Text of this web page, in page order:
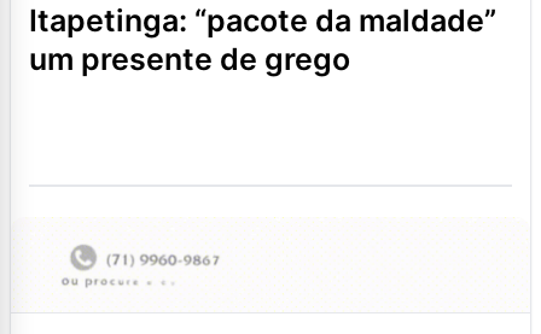
itapetinga: “pacote da maldade”
um presente de grego